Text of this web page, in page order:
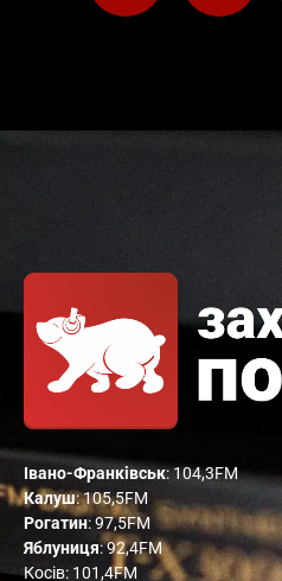
Івано-Франківськ: 104,3FM
Калуш: 105,5FM
Рогатин: 97,5FM
Яблуниця: 92,4FM
Косів: 101,4FM